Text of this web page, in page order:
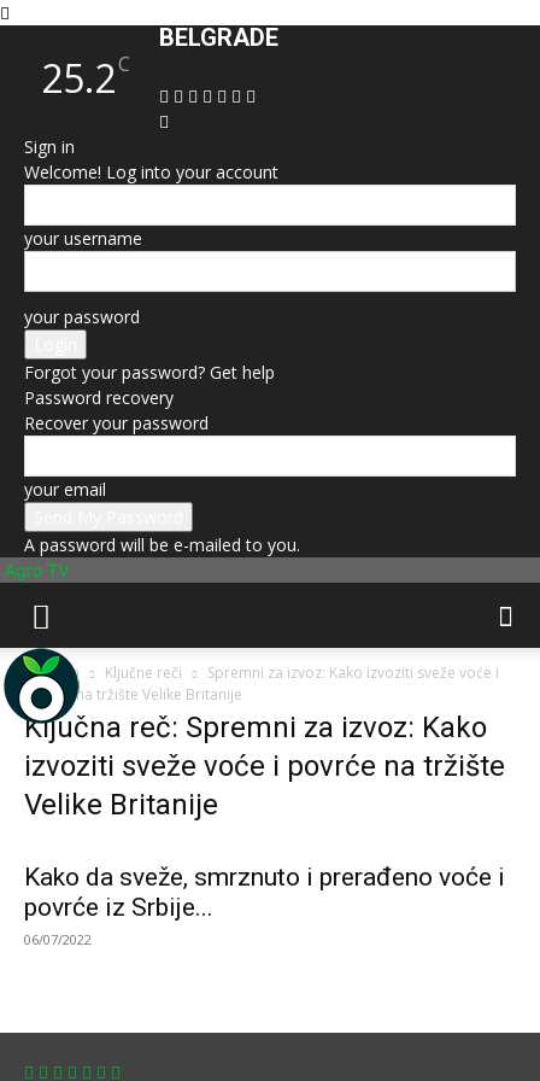
25.2C
BELGRADE
Sign in
Welcome! Log into your account
your username
your password
Forgot your password? Get help
Password recovery
Recover your password
your email
A password will be e-mailed to you.
Agro TV
Početna Ključne reči
Spremni za izvoz: Kako izvoziti sveže voće i
povrće na tržište Velike Britanije
Ključna reč: Spremni za izvoz: Kako
izvoziti sveže voće i povrće na tržište
Velike Britanije
Kako da sveže, smrznuto i prerađeno voće i
povrće iz Srbije...
06/07/2022